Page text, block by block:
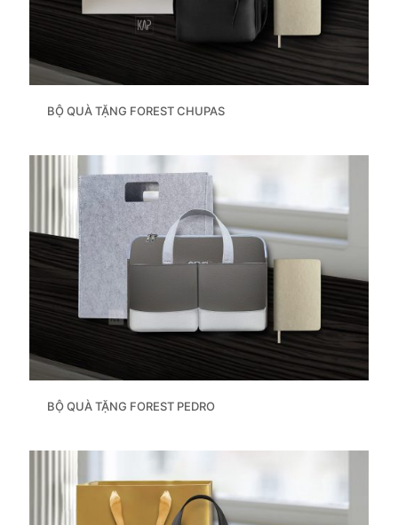
BỘ QUÀ TẶNG FOREST CHUPAS
BỘ QUÀ TẶNG FOREST PEDRO